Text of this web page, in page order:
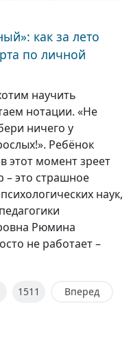
как за лето
по личной
научить
нотации. «Не
ничего у
Ребёнок
этот момент зреет
– это страшное
наук,
Рюмина
не работает –
1511 Вперед